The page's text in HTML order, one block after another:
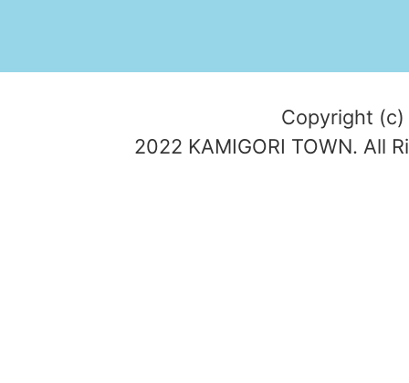
Copyright (c)
2022 KAMIGORI TOWN. All